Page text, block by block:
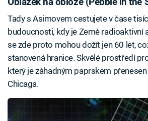
Tady s Asimovem cestujete v čase
budoucnosti, kdy je Země radioaktivní
se zde proto mohou dožít jen 60 let,
stanovená hranice. Skvělé prostředí
který je záhadným paprskem přenesen
Chicaga.